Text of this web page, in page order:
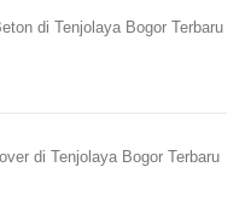
di Tenjolaya Bogor Terbaru
di Tenjolaya Bogor Terbaru